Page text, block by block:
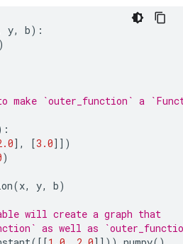
y, b):
)
make `outer_function` a
], [3.0]])
)
(x, y, b)
will create a graph that
as well as